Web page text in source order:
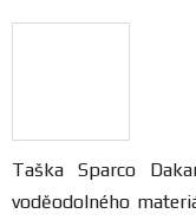
a
katalogy
Taška Sparco
voděodolného